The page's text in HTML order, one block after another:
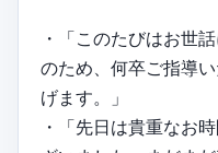
・「このたびはお世
のため、何卒ご指導
げます。」
・「先日は貴重なお